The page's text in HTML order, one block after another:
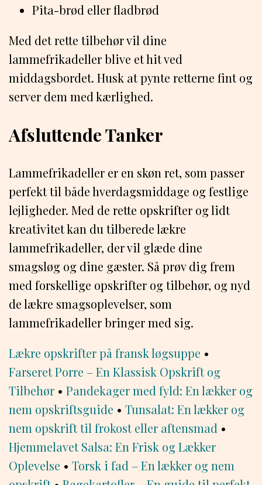
Pita-brød eller fladbrød
Med det rette tilbehør vil dine
lammefrikadeller blive et hit ved
middagsbordet. Husk at pynte retterne fint og
server dem med kærlighed.
Afsluttende Tanker
Lammefrikadeller er en skøn ret, som passer
perfekt til både hverdagsmiddage og festlige
lejligheder. Med de rette opskrifter og lidt
kreativitet kan du tilberede lækre
lammefrikadeller, der vil glæde dine
smagsløg og dine gæster. Så prøv dig frem
med forskellige opskrifter og tilbehør, og nyd
de lækre smagsoplevelser, som
lammefrikadeller bringer med sig.
Lækre opskrifter på fransk løgsuppe •
Farseret Porre – En Klassisk Opskrift og
Tilbehør • Pandekager med fyld: En lækker og
nem opskriftsguide • Tunsalat: En lækker og
nem opskrift til frokost eller aftensmad •
Hjemmelavet Salsa: En Frisk og Lækker
Oplevelse • Torsk i fad – En lækker og nem